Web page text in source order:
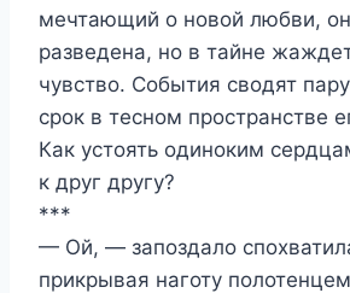
мечтающий о новой любви,
разведена, но в тайне
чувство. События сводят
срок в тесном пространстве
Как устоять одиноким
к друг другу?
***
— Ой, — запоздало
прикрывая наготу